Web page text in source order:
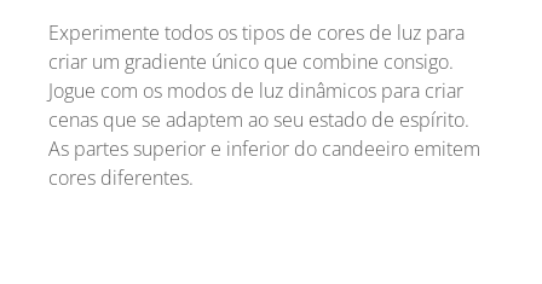
Experimente todos os tipos de cores de luz para
criar um gradiente único que combine consigo.
Jogue com os modos de luz dinâmicos para criar
cenas que se adaptem ao seu estado de espírito.
As partes superior e inferior do candeeiro emitem
cores diferentes.